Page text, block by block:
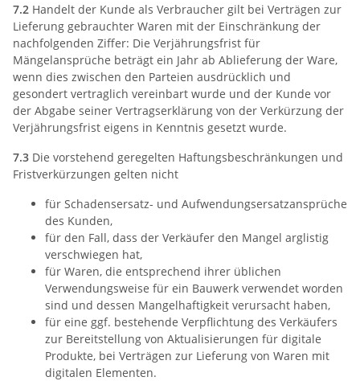
7.2 Handelt der Kunde als Verbraucher gilt bei Verträgen zur
Lieferung gebrauchter Waren mit der Einschränkung der
nachfolgenden Ziffer: Die Verjährungsfrist für
Mängelansprüche beträgt ein Jahr ab Ablieferung der Ware,
wenn dies zwischen den Parteien ausdrücklich und
gesondert vertraglich vereinbart wurde und der Kunde vor
der Abgabe seiner Vertragserklärung von der Verkürzung der
Verjährungsfrist eigens in Kenntnis gesetzt wurde.
7.3 Die vorstehend geregelten Haftungsbeschränkungen und
Fristverkürzungen gelten nicht
für Schadensersatz- und Aufwendungsersatzansprüche
des Kunden,
für den Fall, dass der Verkäufer den Mangel arglistig
verschwiegen hat,
für Waren, die entsprechend ihrer üblichen
Verwendungsweise für ein Bauwerk verwendet worden
sind und dessen Mangelhaftigkeit verursacht haben,
für eine ggf. bestehende Verpflichtung des Verkäufers
zur Bereitstellung von Aktualisierungen für digitale
Produkte, bei Verträgen zur Lieferung von Waren mit
digitalen Elementen.